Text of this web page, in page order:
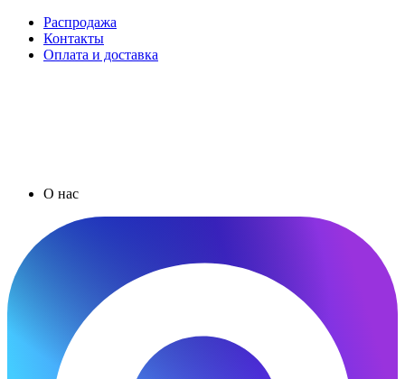
Распродажа
Контакты
Оплата и доставка
О нас